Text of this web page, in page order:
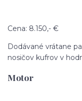
Cena: 8.150,- €
Dodávané vrátane
nosičov kufrov v
Motor